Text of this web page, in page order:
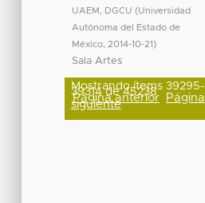
UAEM, DGCU (Universidad
Autónoma del Estado de
México, 2014-10-21)
Sala Artes
Mostrando ítems 39295-
39314 de 45238
Página anterior Página
siguiente